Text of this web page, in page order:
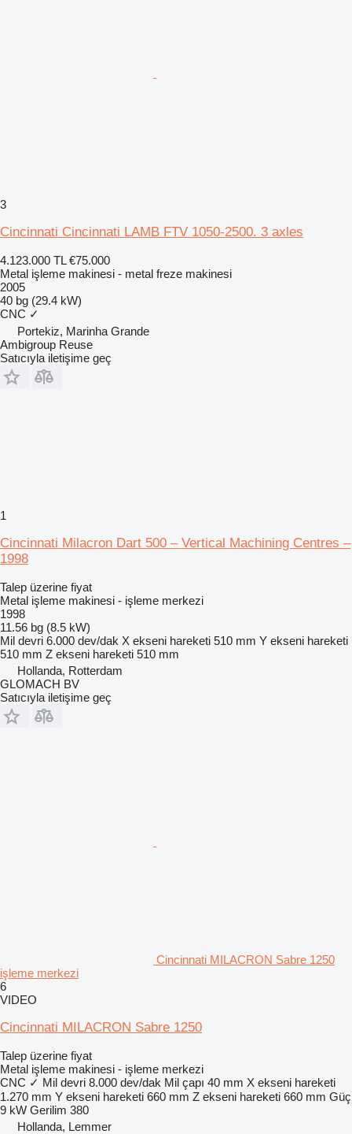
3
Cincinnati Cincinnati LAMB FTV 1050-2500. 3 axles
4.123.000 TL €75.000
Metal işleme makinesi - metal freze makinesi
2005
40 bg (29.4 kW)
CNC ✓
Portekiz, Marinha Grande
Ambigroup Reuse
Satıcıyla iletişime geç
1
Cincinnati Milacron Dart 500 – Vertical Machining Centres –
1998
Talep üzerine fiyat
Metal işleme makinesi - işleme merkezi
1998
11.56 bg (8.5 kW)
Mil devri 6.000 dev/dak X ekseni hareketi 510 mm Y ekseni hareketi
510 mm Z ekseni hareketi 510 mm
Hollanda, Rotterdam
GLOMACH BV
Satıcıyla iletişime geç
Cincinnati MILACRON Sabre 1250
işleme merkezi
6
VIDEO
Cincinnati MILACRON Sabre 1250
Talep üzerine fiyat
Metal işleme makinesi - işleme merkezi
CNC ✓ Mil devri 8.000 dev/dak Mil çapı 40 mm X ekseni hareketi
1.270 mm Y ekseni hareketi 660 mm Z ekseni hareketi 660 mm Güç
9 kW Gerilim 380
Hollanda, Lemmer